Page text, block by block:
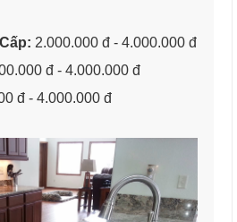
2.000.000 đ - 4.000.000 đ
đ - 4.000.000 đ
đ - 4.000.000 đ